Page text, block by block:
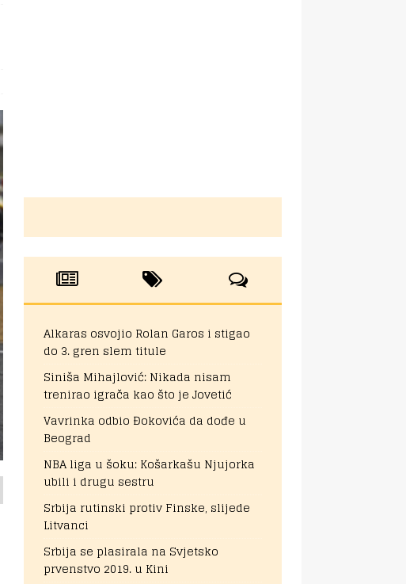
Alkaras osvojio Rolan Garos i stigao
do 3. gren slem titule
Siniša Mihajlović: Nikada nisam
trenirao igrača kao što je Jovetić
Vavrinka odbio Đokovića da dođe u
Beograd
NBA liga u šoku: Košarkašu Njujorka
ubili i drugu sestru
Srbija rutinski protiv Finske, slijede
Litvanci
Srbija se plasirala na Svjetsko
prvenstvo 2019. u Kini